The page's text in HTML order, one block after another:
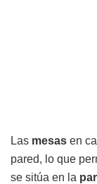
Las mesas en
pared, lo que
se sitúa en la